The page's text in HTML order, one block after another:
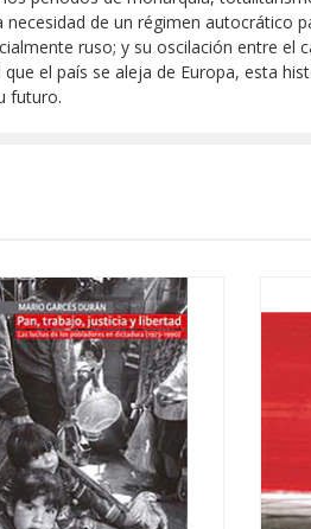
de un régimen
ruso; y su oscilación entre
el país se aleja de Europa, esta
futuro.